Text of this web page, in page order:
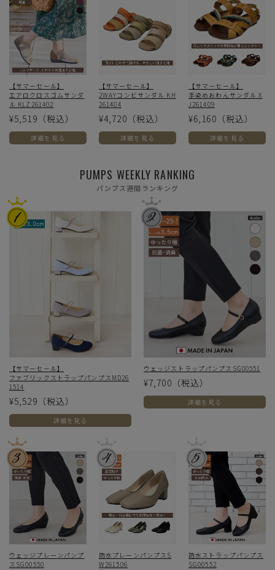
【サマーセール】
エアロクロスゴムサンダ
ル KLZ261402
¥5,519 （税込）
詳細を見る
【サマーセール】
2WAYコンビサンダル KH
261404
¥4,720 （税込）
詳細を見る
【サマーセール】
手染めおわんサンダル X
J261409
¥6,160 （税込）
詳細を見る
PUMPS WEEKLY RANKING
パンプス週間ランキング
【サマーセール】
ファブリックストラップパンプスMD26
1514
¥5,529 （税込）
詳細を見る
ウェッジストラップパンプスSG00551
¥7,700 （税込）
詳細を見る
ウェッジプレーンパンプ
スSG00550
防水プレーンパンプスS
W261506
防水ストラップパンプス
SG00552